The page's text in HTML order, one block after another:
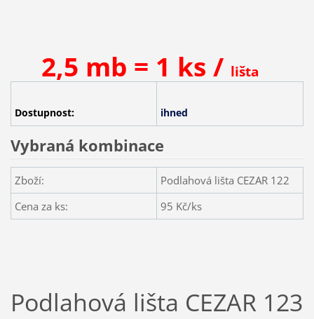
2,5 mb = 1 ks / lišta
Dostupnost: ihned
Vybraná kombinace
Zboží:
Podlahová lišta CEZAR 122
Cena za ks:
95 Kč/ks
Podlahová lišta CEZAR 123